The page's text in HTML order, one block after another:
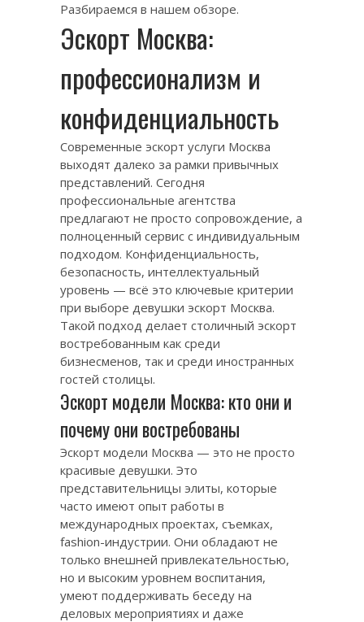
Разбираемся в нашем обзоре.
Эскорт Москва:
профессионализм и
конфиденциальность
Современные эскорт услуги Москва
выходят далеко за рамки привычных
представлений. Сегодня
профессиональные агентства
предлагают не просто сопровождение, а
полноценный сервис с индивидуальным
подходом. Конфиденциальность,
безопасность, интеллектуальный
уровень — всё это ключевые критерии
при выборе девушки эскорт Москва.
Такой подход делает столичный эскорт
востребованным как среди
бизнесменов, так и среди иностранных
гостей столицы.
Эскорт модели Москва: кто они и
почему они востребованы
Эскорт модели Москва — это не просто
красивые девушки. Это
представительницы элиты, которые
часто имеют опыт работы в
международных проектах, съемках,
fashion-индустрии. Они обладают не
только внешней привлекательностью,
но и высоким уровнем воспитания,
умеют поддерживать беседу на
деловых мероприятиях и даже